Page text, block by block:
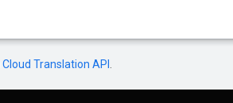
Cloud Translation API